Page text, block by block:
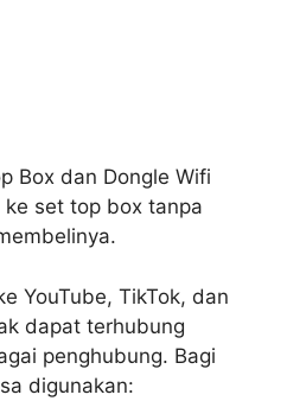
Box dan Dongle Wifi
set top box tanpa
YouTube, TikTok, dan
dapat terhubung
penghubung. Bagi
digunakan: